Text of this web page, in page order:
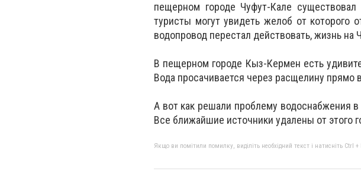
пещерном городе Чуфут-Кале
туристы могут увидеть желоб от которого
водопровод перестал действовать, жизнь на
В пещерном городе Кыз-Кермен есть
Вода просачивается через расщелину прямо
А вот как решали проблему водоснабжения
Все ближайшие источники удалены от этого
Якщо ви помітили помилку, виділіть необхідний текст і натисніть Ctrl